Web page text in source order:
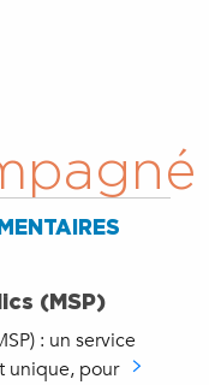
(MSP)
: un service
unique, pour